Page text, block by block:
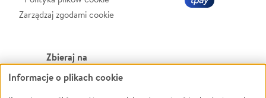
Zarządzaj zgodami cookie
Zbieraj na
Leczenie
Informacje o plikach cookie